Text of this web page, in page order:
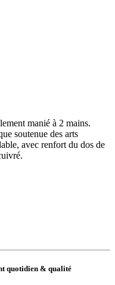
manié à 2 mains.
soutenue des arts
avec renfort du dos de
quotidien & qualité